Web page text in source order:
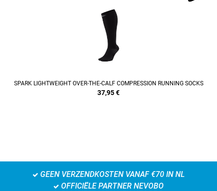
SPARK LIGHTWEIGHT OVER-THE-CALF COMPRESSION RUNNING SOCKS
37,95€
GEEN VERZENDKOSTEN VANAF €70 IN NL
OFFICIËLE PARTNER NEVOBO